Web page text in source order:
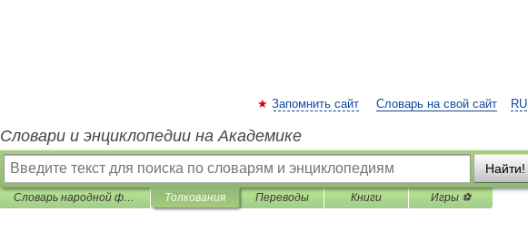
RU
Запомнить сайт Словарь на свой сайт
Словари и энциклопедии на Академике
Найти!
Словарь народной фразеологии Толкования Переводы Книги Игры ⚽